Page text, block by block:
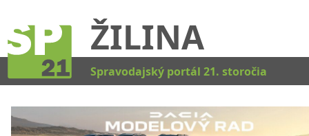
ŽILINA
Spravodajský portál 21. storočia